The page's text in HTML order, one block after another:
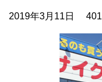
2019年3月11日